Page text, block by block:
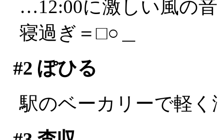
…12:00に激しい風の
寝過ぎ＝□○＿
#2 ぽひる
駅のベーカリーで軽